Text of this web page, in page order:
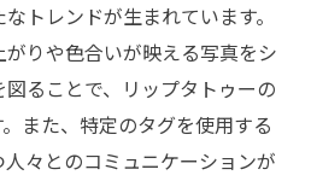
トレンドが生まれています。
りや色合いが映える写真をシ
ることで、リップタトゥーの
また、特定のタグを使用する
々とのコミュニケーションが